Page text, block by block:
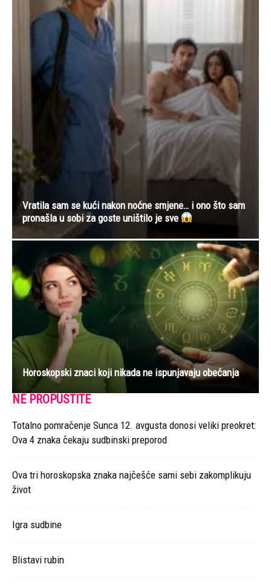
Vratila sam se kući nakon noćne smjene… i ono što sam
pronašla u sobi za goste uništilo je sve
Horoskopski znaci koji nikada ne ispunjavaju obećanja
NE PROPUSTITE
Totalno pomračenje Sunca 12. avgusta donosi veliki preokret:
Ova 4 znaka čekaju sudbinski preporod
Ova tri horoskopska znaka najčešće sami sebi zakomplikuju
život
Igra sudbine
Blistavi rubin